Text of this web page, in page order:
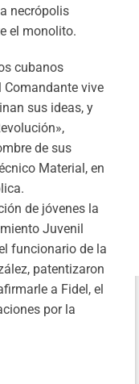
necrópolis
el monolito.
cubanos
Comandante vive
sus ideas, y
de sus
Material, en
de jóvenes la
Juvenil
funcionario de la
patentizaron
a Fidel, el
por la